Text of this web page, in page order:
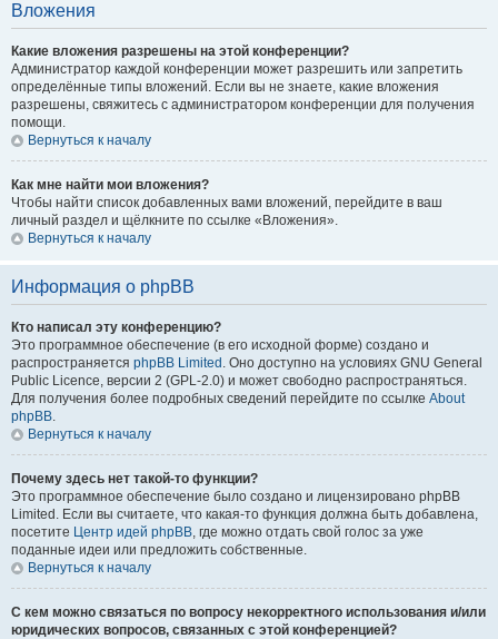
Вложения
Какие вложения разрешены на этой конференции?
Администратор каждой конференции может разрешить или запретить
определённые типы вложений. Если вы не знаете, какие вложения
разрешены, свяжитесь с администратором конференции для получения
помощи.
Вернуться к началу
Как мне найти мои вложения?
Чтобы найти список добавленных вами вложений, перейдите в ваш
личный раздел и щёлкните по ссылке «Вложения».
Вернуться к началу
Информация о phpBB
Кто написал эту конференцию?
Это программное обеспечение (в его исходной форме) создано и
распространяется phpBB Limited . Оно доступно на условиях GNU General
Public Licence, версии 2 (GPL-2.0) и может свободно распространяться.
Для получения более подробных сведений перейдите по ссылке About
phpBB.
Вернуться к началу
Почему здесь нет такой-то функции?
Это программное обеспечение было создано и лицензировано phpBB
Limited. Если вы считаете, что какая-то функция должна быть добавлена,
посетите Центр идей phpBB, где можно отдать свой голос за уже
поданные идеи или предложить собственные.
Вернуться к началу
С кем можно связаться по вопросу некорректного использования и/или
юридических вопросов, связанных с этой конференцией?